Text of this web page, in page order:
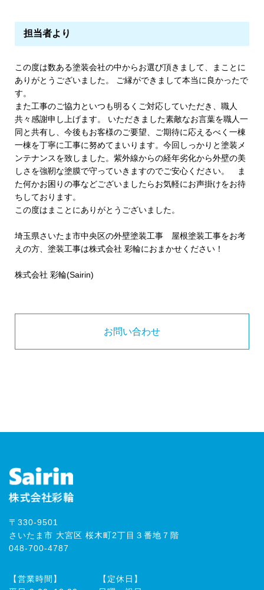
担当者より
この度は数ある塗装会社の中からお選び頂きまして、まことに
ありがとうございました。 ご縁ができまして本当に良かったで
す。
また工事のご協力といつも明るくご対応していただき、職人
共々感謝申し上げます。 いただきました素敵なお言葉を職人一
同と共有し、今後もお客様のご要望、ご期待に応えるべく一棟
一棟を丁寧に工事に努めてまいります。今回しっかりと塗装メ
ンテナンスを致しました。紫外線からの経年劣化から外壁の美
しさを強靭な塗膜で守っていきますのでご安心ください。 ま
た何かお困りの事などございましたらお気軽にお声掛けをお待
ちしております。
この度はまことにありがとうございました。
埼玉県さいたま市中央区の外壁塗装工事 屋根塗装工事をお考
えの方、塗装工事は株式会社 彩輪におまかせください！
株式会社 彩輪(Sairin)
お問い合わせ
〒330-9501
さいたま市 大宮区 桜木町2丁目３番地７階
048-700-4787
【営業時間】
【定休日】